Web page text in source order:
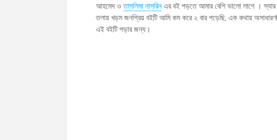
আহমেদ ওতাসলিমা নাসরিনএর বই পড়তে আমার বেশি ভালো লাগে ।
তলায় খড়ম জনপ্রিয় বইটি আমি কম করে ২ বার পড়েছি, এক কথায়
এই বইটি পড়ার জন্য।